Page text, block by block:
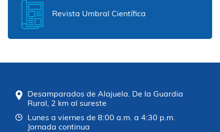
Revista Umbral Científica
Desamparados de Alajuela. De la Guardia
Rural, 2 km al sureste
Lunes a viernes de 8:00 a.m. a 4:30 p.m.
Jornada continua